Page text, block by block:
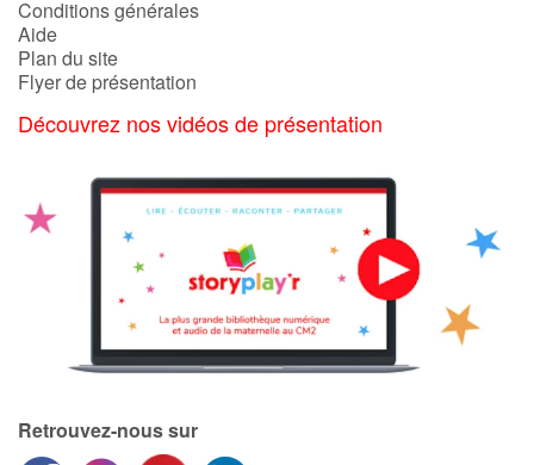
Conditions générales
Aide
Plan du site
Flyer de présentation
Découvrez nos vidéos de présentation
Retrouvez-nous sur